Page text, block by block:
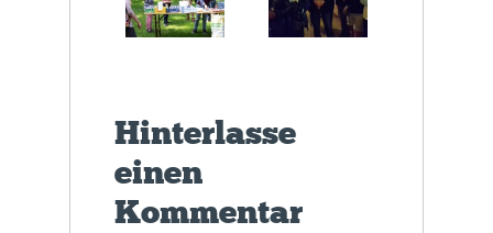
Hinterlasse
einen
Kommentar